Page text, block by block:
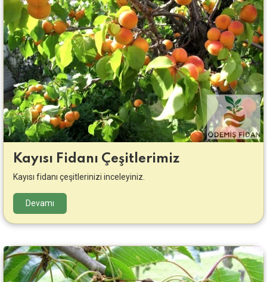
Kayısı Fidanı Çeşitlerimiz
Kayısı fidanı çeşitlerinizi inceleyiniz.
Devamı